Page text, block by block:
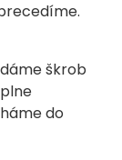
škrob
do